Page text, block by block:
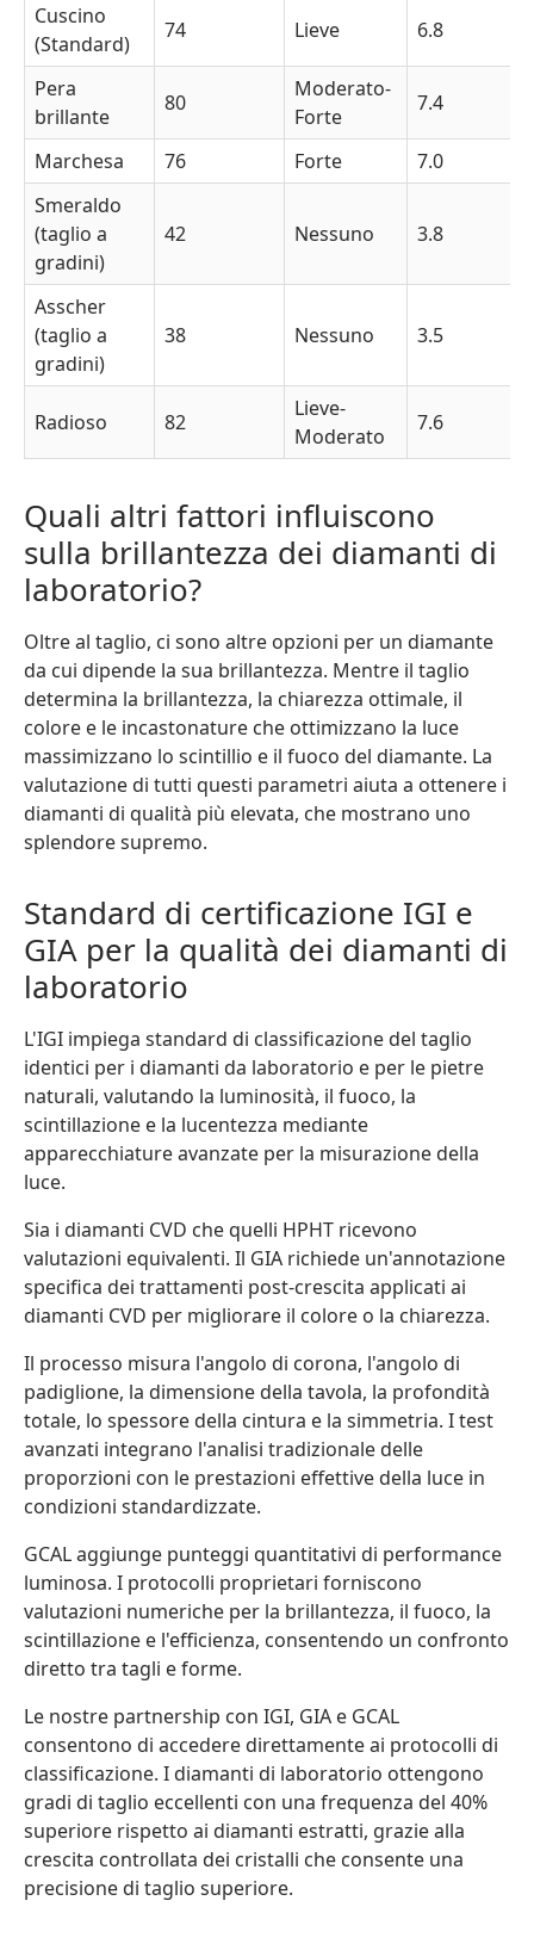
Cuscino
(Standard)
74 Lieve 6.8
Pera
brillante
80
Moderato-
Forte
7.4
Marchesa 76 Forte
7.0
Smeraldo
(taglio a
gradini)
42 Nessuno 3.8
Asscher
(taglio a
gradini)
38 Nessuno 3.5
Radioso 82
Lieve-
Moderato
7.6
Quali altri fattori influiscono
sulla brillantezza dei diamanti di
laboratorio?
Oltre al taglio, ci sono altre opzioni per un diamante
da cui dipende la sua brillantezza. Mentre il taglio
determina la brillantezza, la chiarezza ottimale, il
colore e le incastonature che ottimizzano la luce
massimizzano lo scintillio e il fuoco del diamante. La
valutazione di tutti questi parametri aiuta a ottenere i
diamanti di qualità più elevata, che mostrano uno
splendore supremo.
Standard di certificazione IGI e
GIA per la qualità dei diamanti di
laboratorio
L'IGI impiega standard di classificazione del taglio
identici per i diamanti da laboratorio e per le pietre
naturali, valutando la luminosità, il fuoco, la
scintillazione e la lucentezza mediante
apparecchiature avanzate per la misurazione della
luce.
Sia i diamanti CVD che quelli HPHT ricevono
valutazioni equivalenti. Il GIA richiede un'annotazione
specifica dei trattamenti post-crescita applicati ai
diamanti CVD per migliorare il colore o la chiarezza.
Il processo misura l'angolo di corona, l'angolo di
padiglione, la dimensione della tavola, la profondità
totale, lo spessore della cintura e la simmetria. I test
avanzati integrano l'analisi tradizionale delle
proporzioni con le prestazioni effettive della luce in
condizioni standardizzate.
GCAL aggiunge punteggi quantitativi di performance
luminosa. I protocolli proprietari forniscono
valutazioni numeriche per la brillantezza, il fuoco, la
scintillazione e l'efficienza, consentendo un confronto
diretto tra tagli e forme.
Le nostre partnership con IGI, GIA e GCAL
consentono di accedere direttamente ai protocolli di
classificazione. I diamanti di laboratorio ottengono
gradi di taglio eccellenti con una frequenza del 40%
superiore rispetto ai diamanti estratti, grazie alla
crescita controllata dei cristalli che consente una
precisione di taglio superiore.